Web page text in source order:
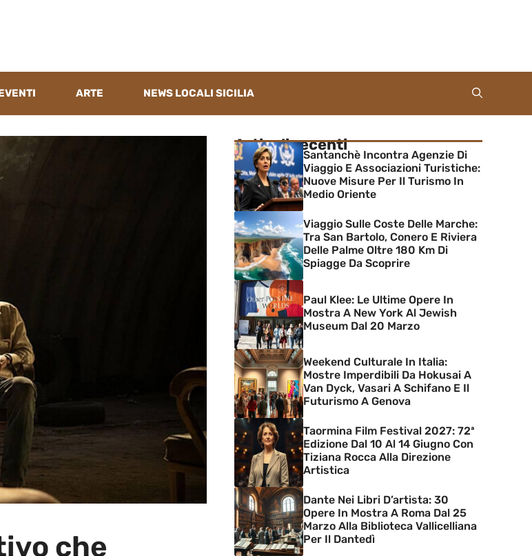
ARTE NEWS LOCALI SICILIA
che
Articoli recenti
Santanchè Incontra Agenzie Di
Viaggio E Associazioni Turistiche:
Nuove Misure Per Il Turismo In
Medio Oriente
Viaggio Sulle Coste Delle Marche:
Tra San Bartolo, Conero E Riviera
Delle Palme Oltre 180 Km Di
Spiagge Da Scoprire
Paul Klee: Le Ultime Opere In
Mostra A New York Al Jewish
Museum Dal 20 Marzo
Weekend Culturale In Italia:
Mostre Imperdibili Da Hokusai A
Van Dyck, Vasari A Schifano E Il
Futurismo A Genova
Taormina Film Festival 2027: 72ª
Edizione Dal 10 Al 14 Giugno Con
Tiziana Rocca Alla Direzione
Artistica
Dante Nei Libri D’artista: 30
Opere In Mostra A Roma Dal 25
Marzo Alla Biblioteca Vallicelliana
Per Il Dantedì